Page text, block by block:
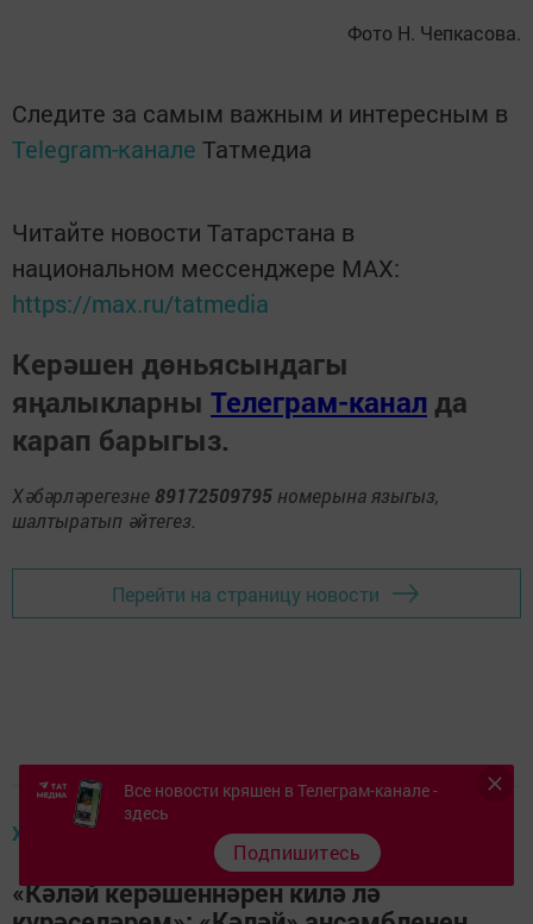
Фото Н. Чепкасова.
Следите за самым важным и интересным в
Telegram-канале Татмедиа
Читайте новости Татарстана в
национальном мессенджере MАХ:
https://max.ru/tatmedia
Керәшен дөньясындагы
яңалыкларны Телеграм-канал да
карап барыгыз.
Хәбәрләрегезне 89172509795 номерына языгыз,
шалтыратып әйтегез.
Перейти на страницу новости
ХӘБӘРЛӘР
«Кәләй керәшеннәрен килә лә
Все новости кряшен в Телеграм-канале -
здесь
Подпишитесь